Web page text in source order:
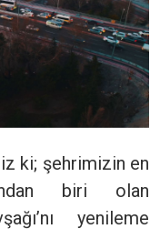
ki; şehrimizin en
biri olan
yenileme